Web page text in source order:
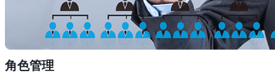
角色管理